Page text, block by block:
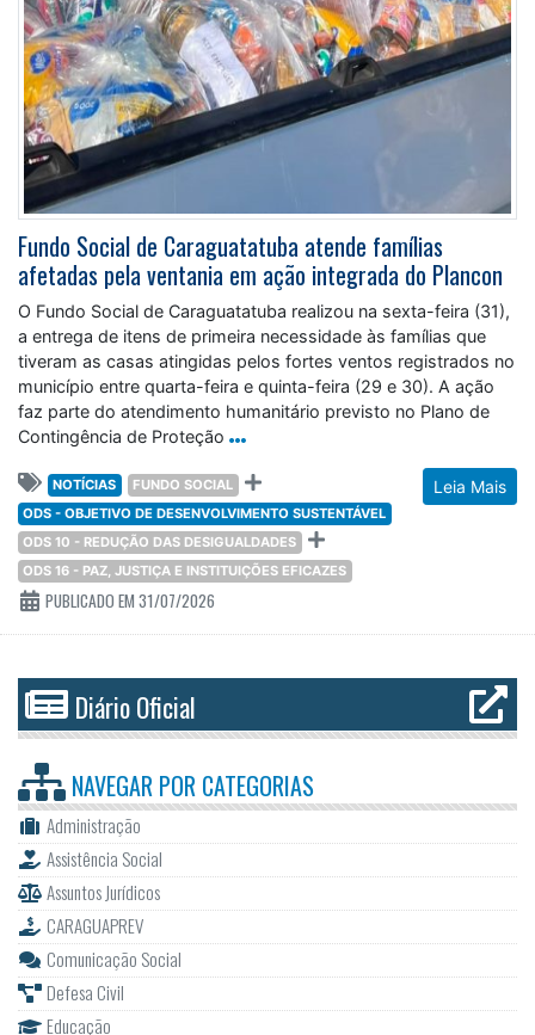
Fundo Social de Caraguatatuba atende famílias
afetadas pela ventania em ação integrada do Plancon
O Fundo Social de Caraguatatuba realizou na sexta-feira (31),
a entrega de itens de primeira necessidade às famílias que
tiveram as casas atingidas pelos fortes ventos registrados no
município entre quarta-feira e quinta-feira (29 e 30). A ação
faz parte do atendimento humanitário previsto no Plano de
Contingência de Proteção
Leia Mais
NOTÍCIAS
FUNDO SOCIAL
ODS - OBJETIVO DE DESENVOLVIMENTO SUSTENTÁVEL
ODS 10 - REDUÇÃO DAS DESIGUALDADES
ODS 16 - PAZ, JUSTIÇA E INSTITUIÇÕES EFICAZES
PUBLICADO EM 31/07/2026
Diário Oficial
NAVEGAR POR CATEGORIAS
Administração
Assistência Social
Assuntos Jurídicos
CARAGUAPREV
Comunicação Social
Defesa Civil
Educação